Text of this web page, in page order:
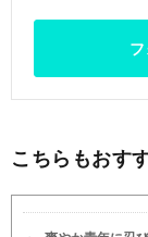
こちらもおす